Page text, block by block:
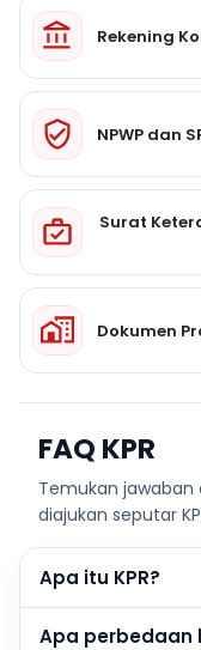
Rekening
NPWP dan
Surat
Dokumen
FAQ KPR
Temukan
diajukan seputar
Apa itu KPR?
Apa perbedaan